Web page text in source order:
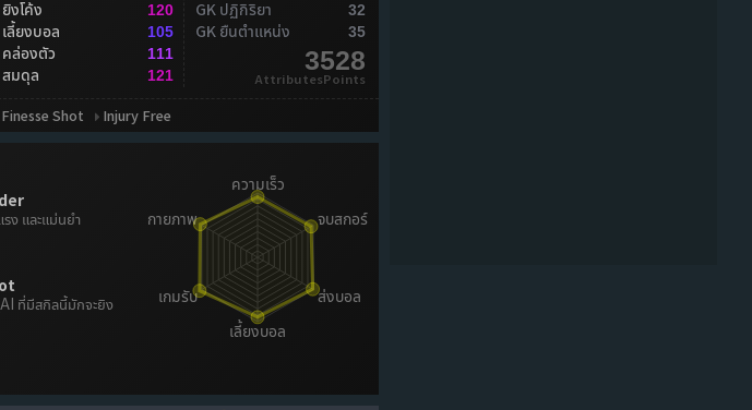
ยิงโค้ง 120
เลี้ยงบอล 105
คล่องตัว 111
สมดุล 121
GK ปฏิกิริยา 32
GK ยืนตำแหน่ง 35
3528
AttributesPoints
Finesse Shot Injury Free
ง และแม่นยำ
ที่มีสกิลนี้มักจะยิง